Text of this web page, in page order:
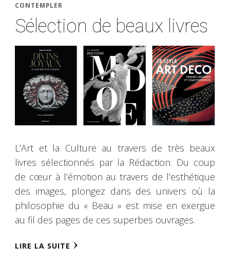
CONTEMPLER
Sélection de beaux livres
L’Art et la Culture au travers de très beaux
livres sélectionnés par la Rédaction. Du coup
de cœur à l’émotion au travers de l’esthétique
des images, plongez dans des univers où la
philosophie du « Beau » est mise en exergue
au fil des pages de ces superbes ouvrages.
LIRE LA SUITE